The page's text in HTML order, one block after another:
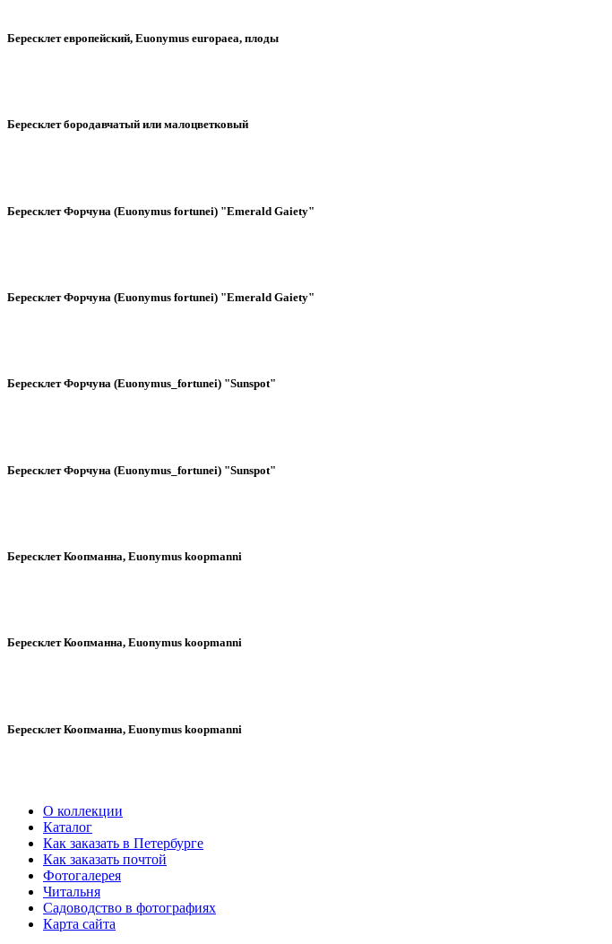
Бересклет европейский, Euonymus europaea, плоды
Бересклет бородавчатый или малоцветковый
Бересклет Форчуна (Euonymus fortunei) "Emerald Gaiety"
Бересклет Форчуна (Euonymus fortunei) "Emerald Gaiety"
Бересклет Форчуна (Euonymus_fortunei) "Sunspot"
Бересклет Форчуна (Euonymus_fortunei) "Sunspot"
Бересклет Коопманна, Еuonymus koopmanni
Бересклет Коопманна, Еuonymus koopmanni
Бересклет Коопманна, Еuonymus koopmanni
О коллекции
Каталог
Как заказать в Петербурге
Как заказать почтой
Фотогалерея
Читальня
Садоводство в фотографиях
Карта сайта